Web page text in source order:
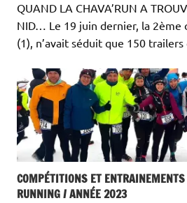
QUAND LA CHAVA’RUN A
NID… Le 19 juin dernier, la 2ème
(1), n’avait séduit que 150
COMPÉTITIONS ET
RUNNING / ANNÉE 2023